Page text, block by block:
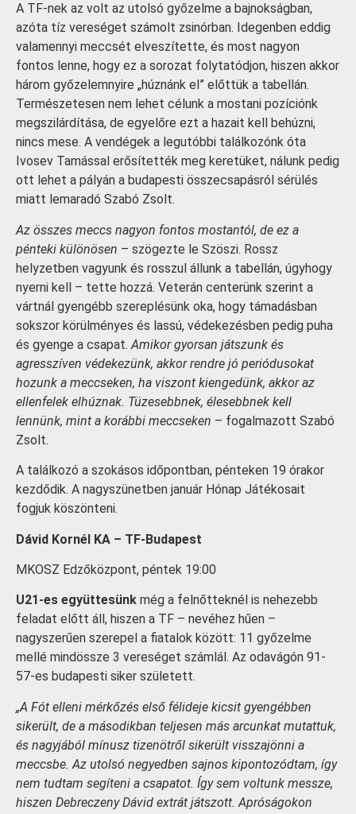
A TF-nek az volt az utolsó győzelme a bajnokságban,
azóta tíz vereséget számolt zsinórban. Idegenben eddig
valamennyi meccsét elveszítette, és most nagyon
fontos lenne, hogy ez a sorozat folytatódjon, hiszen akkor
három győzelemnyire „húznánk el” előttük a tabellán.
Természetesen nem lehet célunk a mostani pozíciónk
megszilárdítása, de egyelőre ezt a hazait kell behúzni,
nincs mese. A vendégek a legutóbbi találkozónk óta
Ivosev Tamással erősítették meg keretüket, nálunk pedig
ott lehet a pályán a budapesti összecsapásról sérülés
miatt lemaradó Szabó Zsolt.
Az összes meccs nagyon fontos mostantól, de ez a
pénteki különösen – szögezte le Szöszi. Rossz
helyzetben vagyunk és rosszul állunk a tabellán, úgyhogy
nyerni kell – tette hozzá. Veterán centerünk szerint a
vártnál gyengébb szereplésünk oka, hogy támadásban
sokszor körülményes és lassú, védekezésben pedig puha
és gyenge a csapat.Amikor gyorsan játszunk és
agresszíven védekezünk, akkor rendre jó periódusokat
hozunk a meccseken, ha viszont kiengedünk, akkor az
ellenfelek elhúznak. Tüzesebbnek, élesebbnek kell
lennünk, mint a korábbi meccseken – fogalmazott Szabó
Zsolt.
A találkozó a szokásos időpontban, pénteken 19 órakor
kezdődik. A nagyszünetben január Hónap Játékosait
fogjuk köszönteni.
Dávid Kornél KA – TF-Budapest
MKOSZ Edzőközpont, péntek 19:00
U21-es együttesünk még a felnőtteknél is nehezebb
feladat előtt áll, hiszen a TF – nevéhez hűen –
nagyszerűen szerepel a fiatalok között: 11 győzelme
mellé mindössze 3 vereséget számlál. Az odavágón 91-
57-es budapesti siker született.
„A Fót elleni mérkőzés első félideje kicsit gyengébben
sikerült, de a másodikban teljesen más arcunkat mutattuk,
és nagyjából mínusz tizenötről sikerült visszajönni a
meccsbe. Az utolsó negyedben sajnos kipontozódtam, így
nem tudtam segíteni a csapatot. Így sem voltunk messze,
hiszen Debreczeny Dávid extrát játszott. Apróságokon